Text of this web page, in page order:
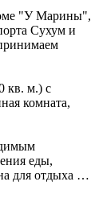
"У Марины",
Сухум и
кв. м.) с
комната,
еды,
для отдыха …